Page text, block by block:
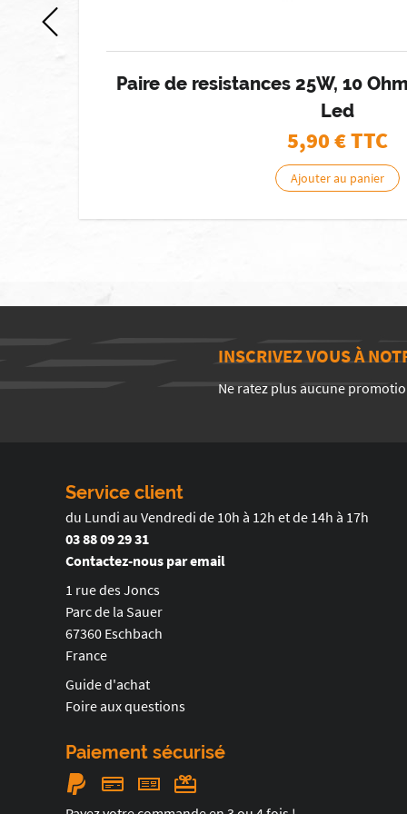
Paire de resistances 25W, 10
Led
5,90€ TTC
Ajouter au panier
INSCRIVEZ VOUS À
Ne ratez plus aucune
Service client
du Lundi au Vendredi de 10h à 12h et de 14h à 17h
03 88 09 29 31
Contactez-nous par email
1 rue des Joncs
Parc de la Sauer
67360 Eschbach
France
Guide d'achat
Foire aux questions
Paiement sécurisé